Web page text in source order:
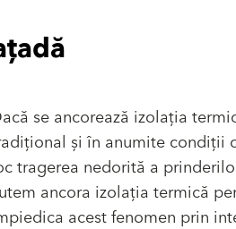
se ancorează izolația
și în anumite condiții
tragerea nedorită a
ancora izolația termică
acest fenomen prin